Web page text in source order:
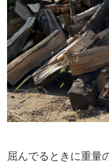
屈んでるときに重量